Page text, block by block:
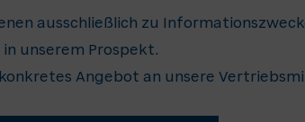
ausschließlich zu
in unserem Prospekt.
Angebot an unsere